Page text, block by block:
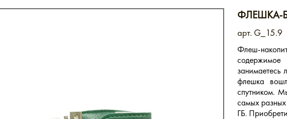
ФЛЕШКА-
арт. G_15.9
Флеш-
флешка
спутником.
самых
ГБ.